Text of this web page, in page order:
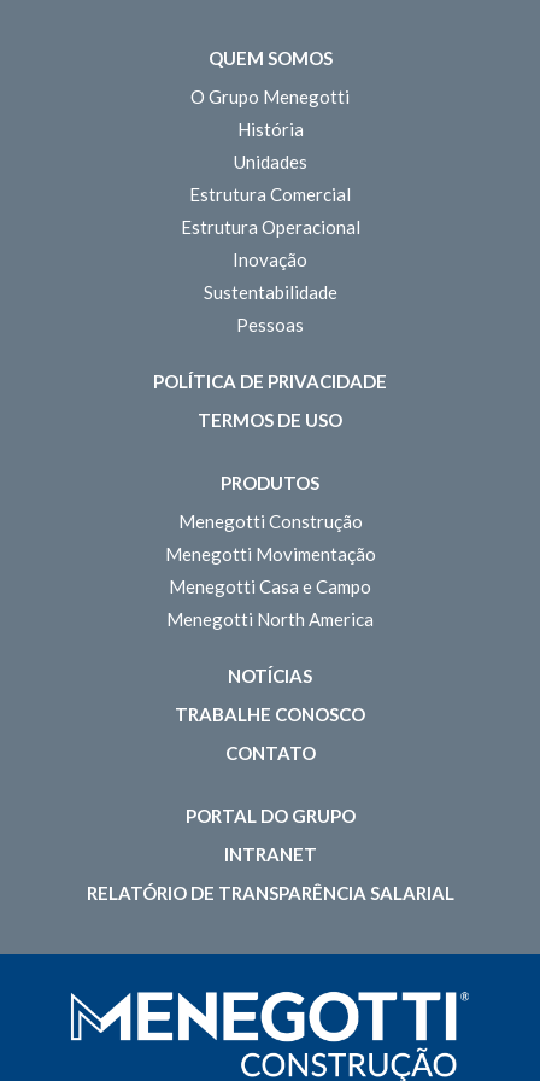
QUEM SOMOS
O Grupo Menegotti
História
Unidades
Estrutura Comercial
Estrutura Operacional
Inovação
Sustentabilidade
Pessoas
POLÍTICA DE PRIVACIDADE
TERMOS DE USO
PRODUTOS
Menegotti Construção
Menegotti Movimentação
Menegotti Casa e Campo
Menegotti North America
NOTÍCIAS
TRABALHE CONOSCO
CONTATO
PORTAL DO GRUPO
INTRANET
RELATÓRIO DE TRANSPARÊNCIA SALARIAL